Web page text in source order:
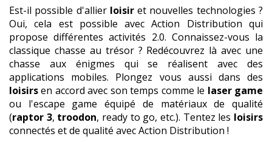
Est-il possible d'allier loisiret nouvelles technologies ?
Oui, cela est possible avec Action Distribution qui
propose différentes activités 2.0. Connaissez-vous la
classique chasse au trésor ? Redécouvrez là avec une
chasse aux énigmes qui se réalisent avec des
applications mobiles. Plongez vous aussi dans des
loisirsen accord avec son temps comme le laser game
ou l'escape game équipé de matériaux de qualité
(raptor 3, troodon, ready to go, etc.). Tentez les loisirs
connectés et de qualité avec Action Distribution !